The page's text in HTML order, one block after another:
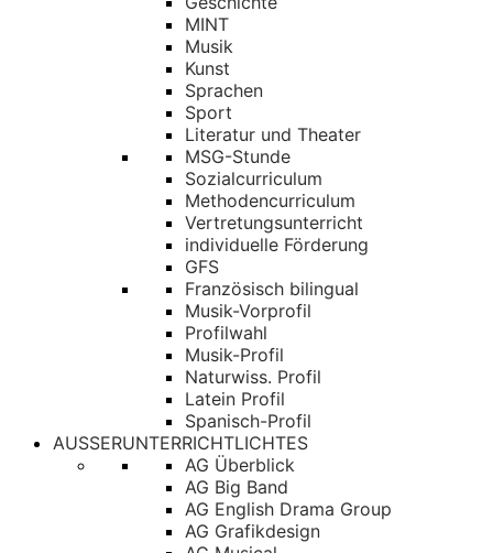
MINT
Musik
Kunst
Sprachen
Sport
Literatur und Theater
MSG-Stunde
Sozialcurriculum
Methodencurriculum
Vertretungsunterricht
individuelle Förderung
GFS
Französisch bilingual
Musik-Vorprofil
Profilwahl
Musik-Profil
Naturwiss. Profil
Latein Profil
Spanisch-Profil
AUSSERUNTERRICHTLICHTES
AG Überblick
AG Big Band
AG English Drama Group
AG Grafikdesign